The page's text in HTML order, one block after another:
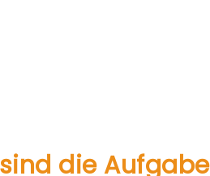
die